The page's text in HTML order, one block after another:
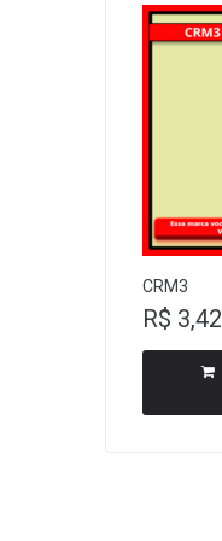
CRM3
R$ 3,42